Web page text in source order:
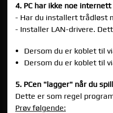
4. PC har ikke noe internett
- Har du installert trådløst
- Installer LAN-drivere.
Dersom du er koblet til
Dersom du er koblet til
5. PCen "lagger" når du
Dette er som regel
Prøv følgende: